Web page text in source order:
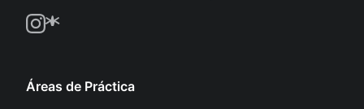
Áreas de Práctica